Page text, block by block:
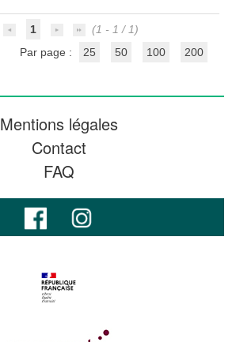
1
(1 - 1 / 1)
Par page :
25 50 100 200
Mentions légales
Contact
FAQ